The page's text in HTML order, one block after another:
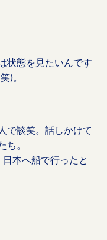
状態を見たいんです
)。
で談笑。話しかけて
。
本へ船で行ったと